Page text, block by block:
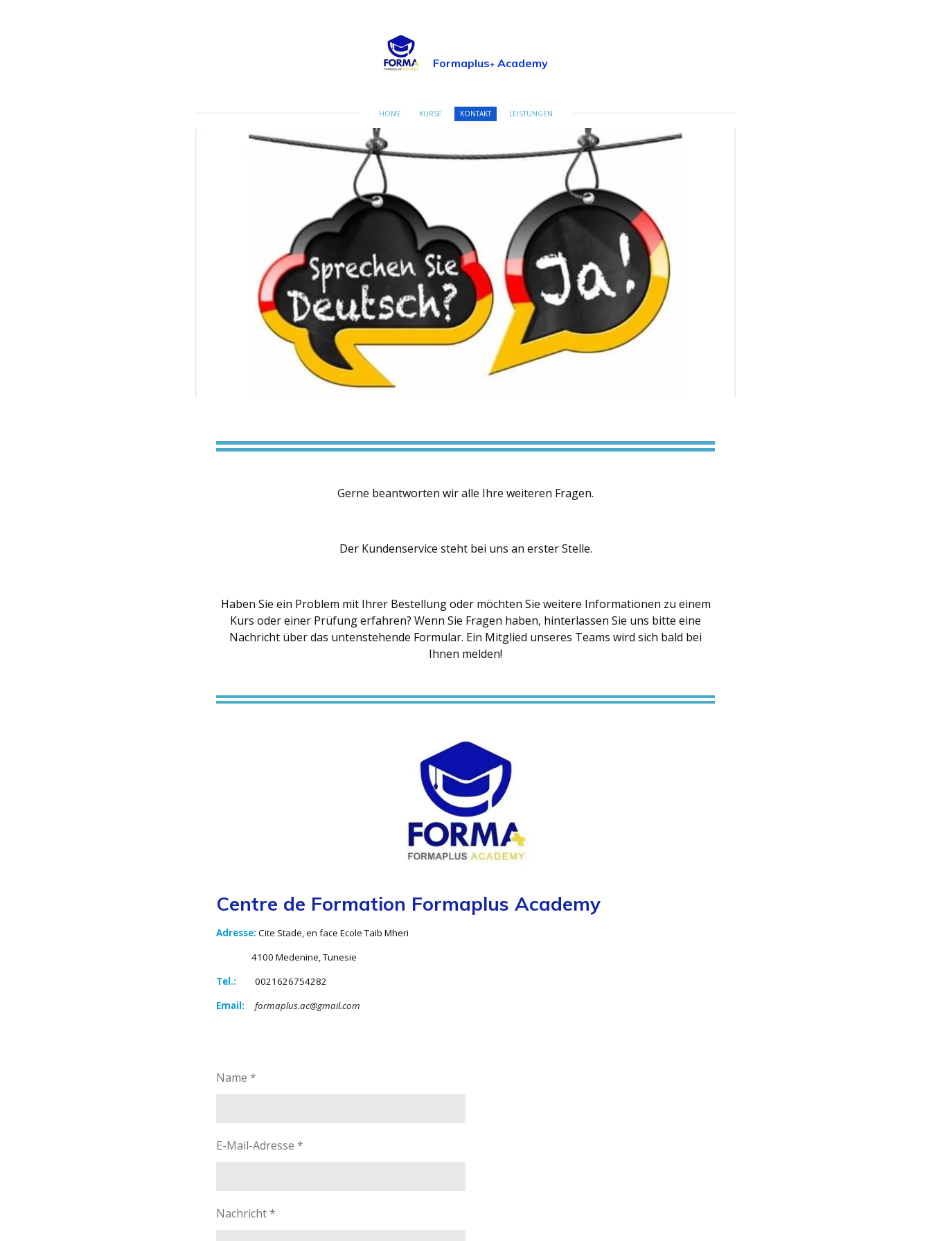
Formaplus+ Academy
HOME KURSE KONTAKT LEISTUNGEN
Gerne beantworten wir alle Ihre weiteren Fragen.
Der Kundenservice steht bei uns an erster Stelle.
Haben Sie ein Problem mit Ihrer Bestellung oder möchten Sie weitere Informationen zu einem
Kurs oder einer Prüfung erfahren? Wenn Sie Fragen haben, hinterlassen Sie uns bitte eine
Nachricht über das untenstehende Formular. Ein Mitglied unseres Teams wird sich bald bei
Ihnen melden!
Centre de Formation Formaplus Academy
Adresse: Cite Stade, en face Ecole Taib Mheri
4100 Medenine, Tunesie
Tel.:
0021626754282
Email: formaplus.ac@gmail.com
Name *
E-Mail-Adresse *
Nachricht *